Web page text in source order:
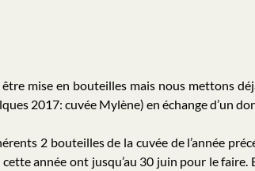
mise en bouteilles mais nous mettons
2017: cuvée Mylène) en échange d’un
2 bouteilles de la cuvée de l’année
année ont jusqu’au 30 juin pour le faire.